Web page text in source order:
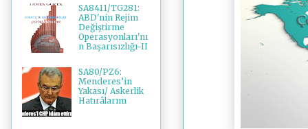
SA8411/TG281:
ABD'nin Rejim
Değiştirme
Operasyonları'nı
n Başarısızlığı-II
SA80/PZ6:
Menderes’in
Yakası/ Askerlik
Hatırâlarım